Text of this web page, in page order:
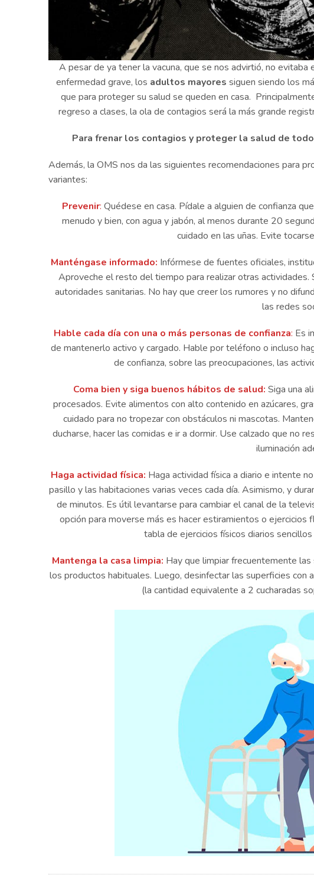
A pesar de ya tener la vacuna, que se nos advirtió, no
enfermedad grave, los adultos mayores siguen siendo los
que para proteger su salud se queden en casa.
regreso a clases, la ola de contagios será la más grande
Para frenar los contagios y proteger la salud de
Además, la OMS nos da las siguientes recomendaciones para
variantes:
Prevenir: Quédese en casa. Pídale a alguien de confianza
menudo y bien, con agua y jabón, al menos durante 20
cuidado en las uñas. Evite
Manténgase informado: Infórmese de fuentes oficiales,
Aproveche el resto del tiempo para realizar otras
autoridades sanitarias. No hay que creer los rumores y no
las redes
Hable cada día con una o más personas de confianza: Es
de mantenerlo activo y cargado. Hable por teléfono o incluso
de confianza, sobre las preocupaciones, las
Coma bien y siga buenos hábitos de salud: Siga una
procesados. Evite alimentos con alto contenido en azúcares,
cuidado para no tropezar con obstáculos ni mascotas.
ducharse, hacer las comidas e ir a dormir. Use calzado que no
iluminación
Haga actividad física: Haga actividad física a diario e intente
pasillo y las habitaciones varias veces cada día. Asimismo, y
de minutos. Es útil levantarse para cambiar el canal de la
opción para moverse más es hacer estiramientos o
tabla de ejercicios físicos diarios
Mantenga la casa limpia: Hay que limpiar frecuentemente
los productos habituales. Luego, desinfectar las superficies
(la cantidad equivalente a 2 cucharadas